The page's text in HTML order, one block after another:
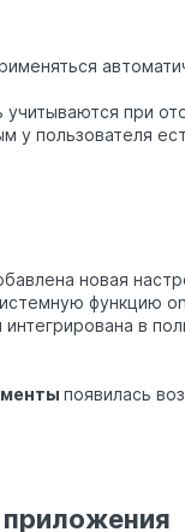
учитываются при
у пользователя
новая
функцию
в
появилась